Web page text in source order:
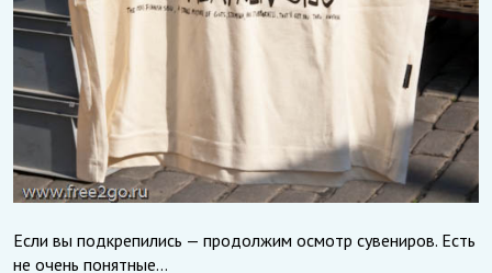
Если вы подкрепились — продолжим осмотр сувениров. Есть
не очень понятные…